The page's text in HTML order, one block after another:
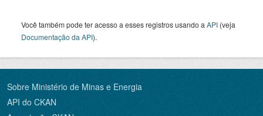
Você também pode ter acesso a esses registros usando a API (veja
Documentação da API).
Sobre Ministério de Minas e Energia
API do CKAN